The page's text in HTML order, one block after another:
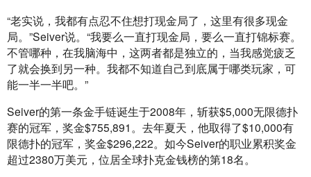
“老实说，我都有点忍不住想打现金局了，这里有很多现金
局。”Seiver说。“我要么一直打现金局，要么一直打锦标赛。
不管哪种，在我脑海中，这两者都是独立的，当我感觉疲乏
了就会换到另一种。我都不知道自己到底属于哪类玩家，可
能一半一半吧。”
Seiver的第一条金手链诞生于2008年，斩获$5,000无限德扑
赛的冠军，奖金$755,891。去年夏天，他取得了$10,000有
限德扑的冠军，奖金$296,222。如今Seiver的职业累积奖金
超过2380万美元，位居全球扑克金钱榜的第18名。